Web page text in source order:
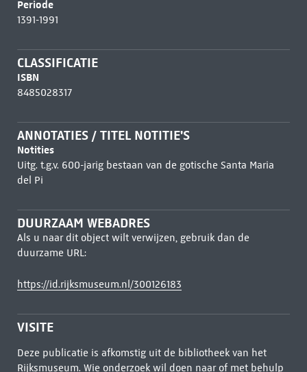
Periode
1391-1991
CLASSIFICATIE
ISBN
8485028317
ANNOTATIES / TITEL NOTITIE'S
Notities
Uitg. t.g.v. 600-jarig bestaan van de gotische Santa Maria
del Pi
DUURZAAM WEBADRES
Als u naar dit object wilt verwijzen, gebruik dan de
duurzame URL:
https://id.rijksmuseum.nl/300126183
VISITE
Deze publicatie is afkomstig uit de bibliotheek van het
Rijksmuseum. Wie onderzoek wil doen naar of met behulp